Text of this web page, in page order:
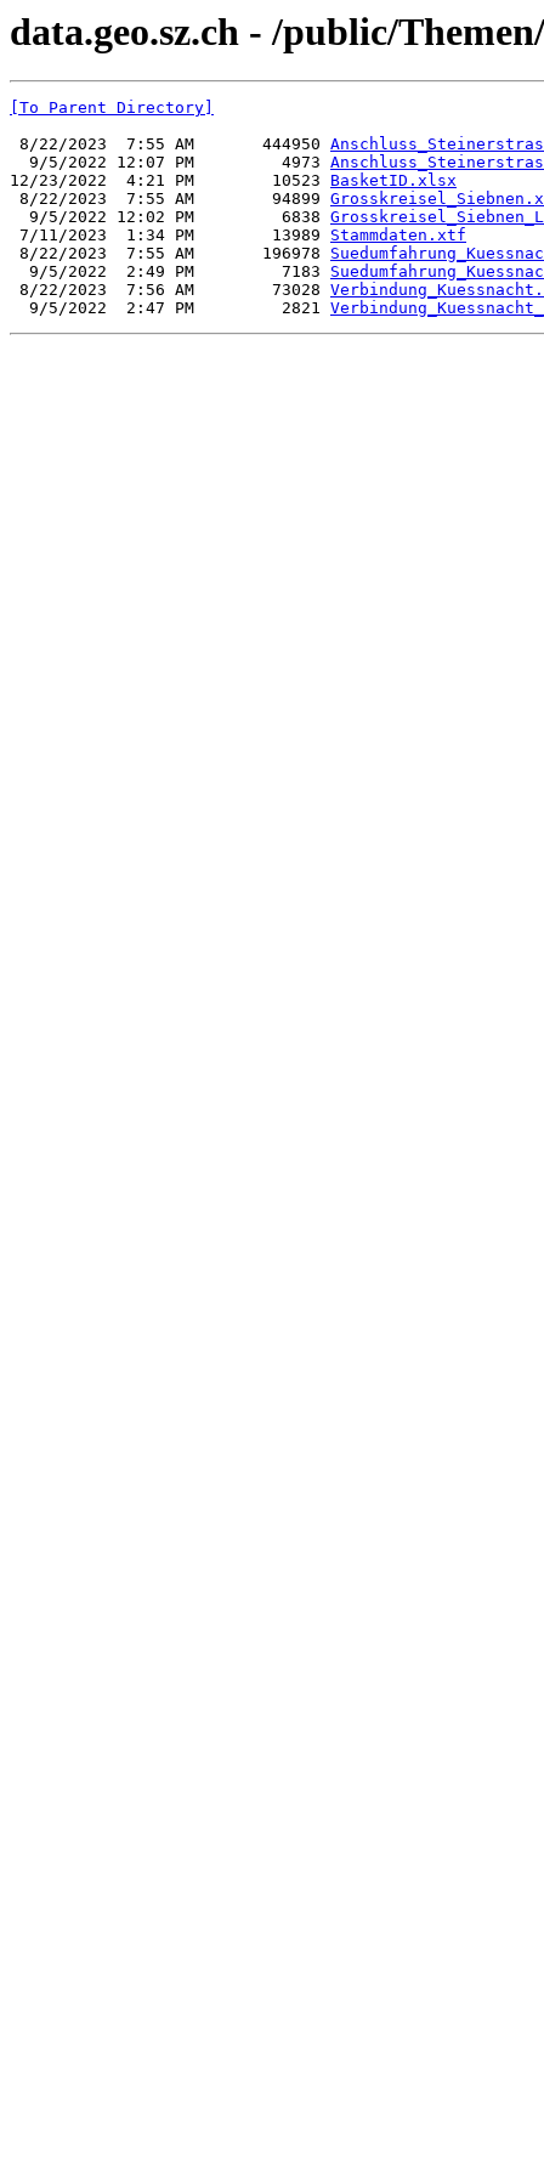
data.geo.sz.ch - /public/
[To Parent Directory]
8/22/2023  7:55 AM       444950
  9/5/2022 12:07 PM         4973
12/23/2022  4:21 PM        10523 BasketID.xlsx
8/22/2023  7:55 AM        94899
  9/5/2022 12:02 PM         6838
7/11/2023  1:34 PM        13989 Stammdaten.xtf
8/22/2023  7:55 AM       196978
  9/5/2022  2:49 PM         7183
8/22/2023  7:56 AM        73028
  9/5/2022  2:47 PM         2821